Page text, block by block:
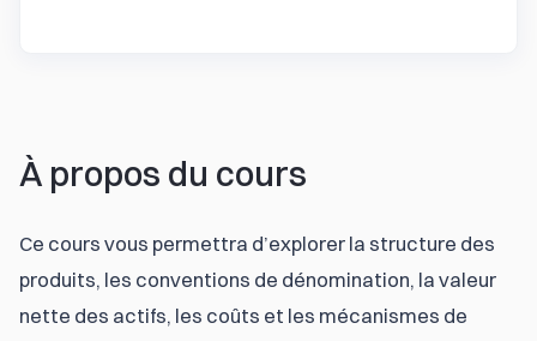
À propos du cours
Ce cours vous permettra d’explorer la structure des
produits, les conventions de dénomination, la valeur
nette des actifs, les coûts et les mécanismes de